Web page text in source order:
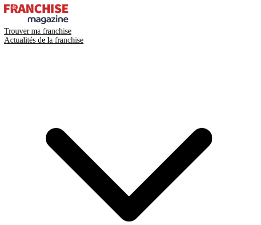
Trouver ma franchise
Actualités de la franchise